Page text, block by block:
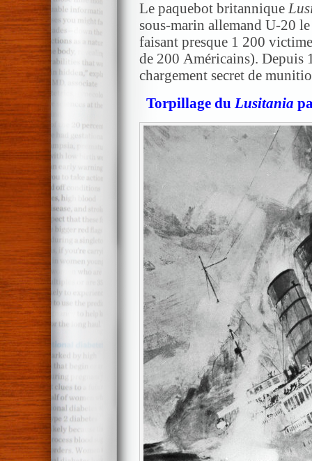
Le paquebot britannique
sous-marin allemand U-20
faisant presque 1 200
de 200 Américains). Depuis
chargement secret de
Torpillage du Lusitania